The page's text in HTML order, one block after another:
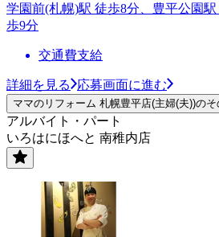
学園前(札幌)駅 徒歩8分、豊平公園
歩9分
交通費支給
詳細を見る 応募画面に進む
ママのリフォーム 札幌豊平店(主婦(夫))の
アルバイト・パート
いろはにほへと 南稚内店